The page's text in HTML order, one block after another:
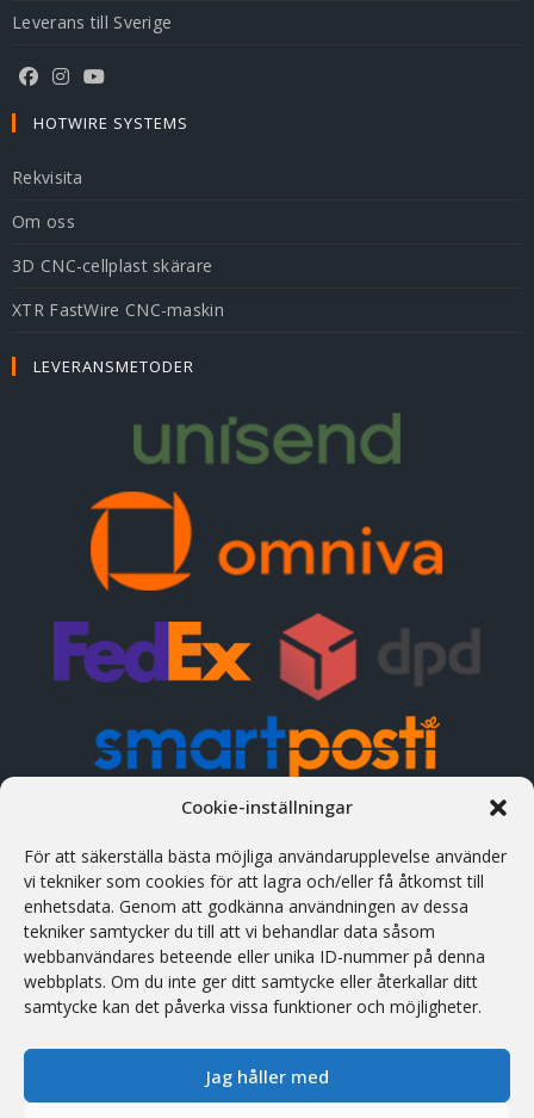
Cookie-inställningar
För att säkerställa bästa möjliga användarupplevelse använder
vi tekniker som cookies för att lagra och/eller få åtkomst till
enhetsdata. Genom att godkänna användningen av dessa
tekniker samtycker du till att vi behandlar data såsom
webbanvändares beteende eller unika ID-nummer på denna
webbplats. Om du inte ger ditt samtycke eller återkallar ditt
samtycke kan det påverka vissa funktioner och möjligheter.
Jag håller med
Leverans till Sverige
HOTWIRE SYSTEMS
Rekvisita
Om oss
3D CNC-cellplast skärare
XTR FastWire CNC-maskin
LEVERANSMETODER
KONTAKTUPPGIFTER
Adress
Treiali tee 2, 75312 Peetri, Rae vald, Estland
Telefon
(+372) 658 5566 (est/eng/rus)
Man-Fre: 09:01 - 17:00